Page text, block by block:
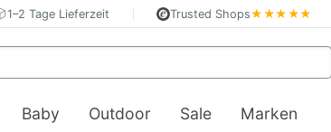
1–2 Tage Lieferzeit Trusted Shops★★★★★
Baby Outdoor Sale Marken